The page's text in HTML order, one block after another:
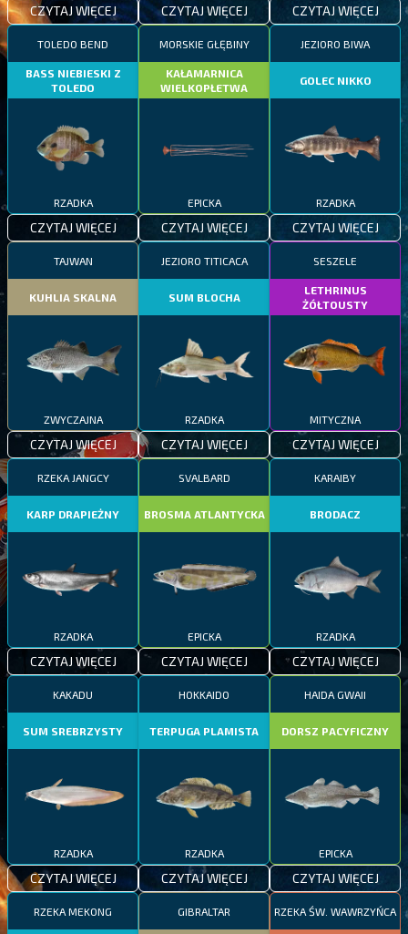
CZYTAJ WIĘCEJ CZYTAJ WIĘCEJ CZYTAJ WIĘCEJ
TOLEDO BEND
BASS NIEBIESKI Z
TOLEDO
RZADKA
CZYTAJ WIĘCEJ
MORSKIE GŁĘBINY
KAŁAMARNICA
WIELKOPŁETWA
EPICKA
CZYTAJ WIĘCEJ
JEZIORO BIWA
GOLEC NIKKO
RZADKA
CZYTAJ WIĘCEJ
TAJWAN
KUHLIA SKALNA
ZWYCZAJNA
CZYTAJ WIĘCEJ
JEZIORO TITICACA
SUM BLOCHA
RZADKA
CZYTAJ WIĘCEJ
SESZELE
LETHRINUS
ŻÓŁTOUSTY
MITYCZNA
CZYTAJ WIĘCEJ
RZEKA JANGCY
KARP DRAPIEŻNY
RZADKA
CZYTAJ WIĘCEJ
SVALBARD
BROSMA ATLANTYCKA
EPICKA
CZYTAJ WIĘCEJ
KARAIBY
BRODACZ
RZADKA
CZYTAJ WIĘCEJ
KAKADU
SUM SREBRZYSTY
RZADKA
CZYTAJ WIĘCEJ
HOKKAIDO
TERPUGA PLAMISTA
RZADKA
CZYTAJ WIĘCEJ
HAIDA GWAII
DORSZ PACYFICZNY
EPICKA
CZYTAJ WIĘCEJ
RZEKA MEKONG GIBRALTAR RZEKA ŚW. WAWRZYŃCA